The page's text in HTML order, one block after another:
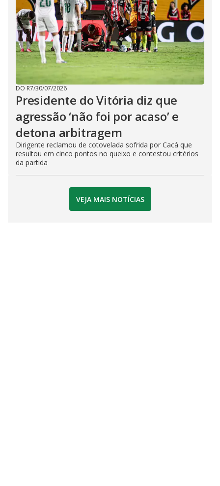
DO R7/30/07/2026
Presidente do Vitória diz que
agressão ‘não foi por acaso’ e
detona arbitragem
Dirigente reclamou de cotovelada sofrida por Cacá que
resultou em cinco pontos no queixo e contestou critérios
da partida
VEJA MAIS NOTÍCIAS